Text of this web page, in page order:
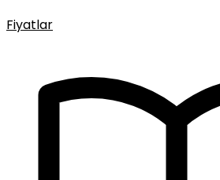
Fiyatlar